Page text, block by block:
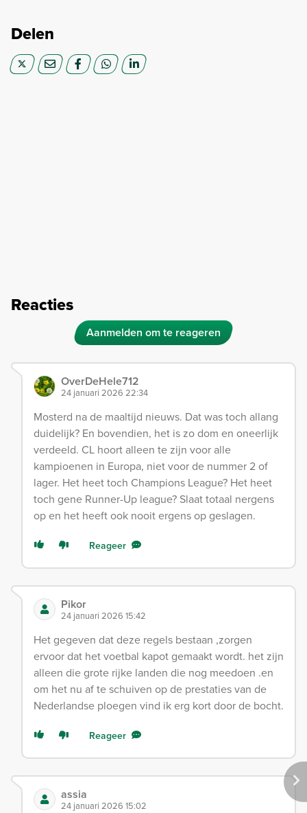
Delen
Reacties
Aanmelden om te reageren
OverDeHele712
24 januari 2026 22:34
Mosterd na de maaltijd nieuws. Dat was toch allang
duidelijk? En bovendien, het is zo dom en oneerlijk
verdeeld. CL hoort alleen te zijn voor alle
kampioenen in Europa, niet voor de nummer 2 of
lager. Het heet toch Champions League? Het heet
toch gene Runner-Up league? Slaat totaal nergens
op en het heeft ook nooit ergens op geslagen.
Reageer
Pikor
24 januari 2026 15:42
Het gegeven dat deze regels bestaan ,zorgen
ervoor dat het voetbal kapot gemaakt wordt. het zijn
alleen die grote rijke landen die nog meedoen .en
om het nu af te schuiven op de prestaties van de
Nederlandse ploegen vind ik erg kort door de bocht.
Reageer
assia
24 januari 2026 15:02